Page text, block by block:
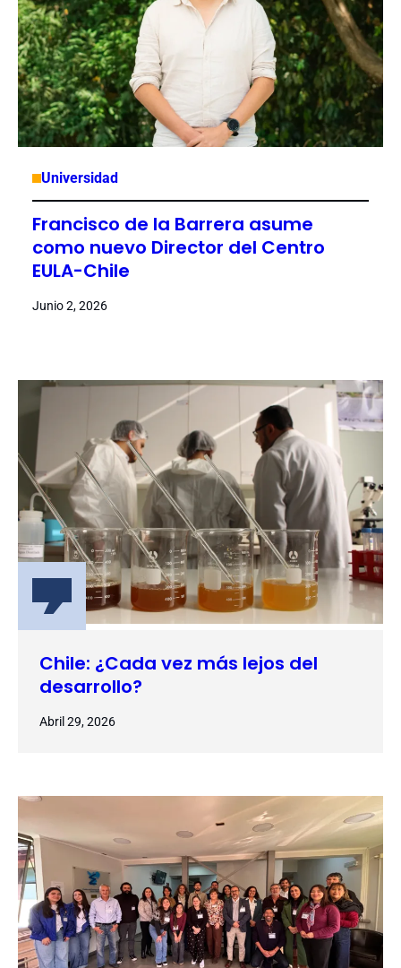
Universidad
Francisco de la Barrera asume
como nuevo Director del Centro
EULA-Chile
Junio 2, 2026
Chile: ¿Cada vez más lejos del
desarrollo?
Abril 29, 2026